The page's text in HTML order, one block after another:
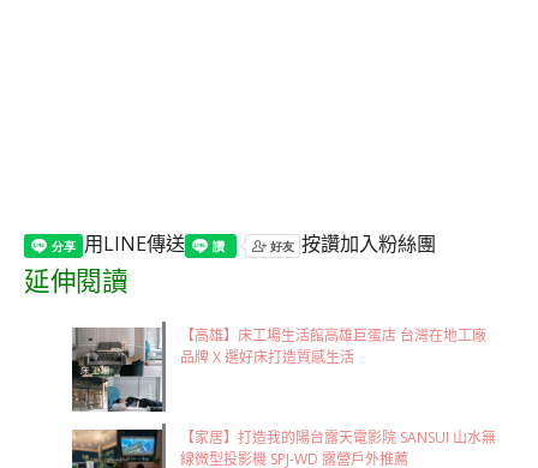
用LINE傳送 按讚加入粉絲團
延伸閱讀
【高雄】床工場生活館高雄巨蛋店 台灣在地工廠
品牌 X 選好床打造質感生活
【家居】打造我的陽台露天電影院 SANSUI 山水無
線微型投影機 SPJ-WD 露營戶外推薦